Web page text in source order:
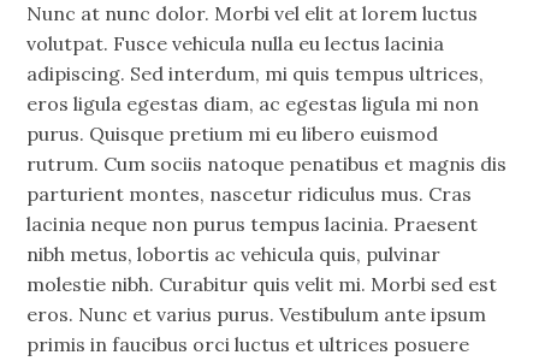
Nunc at nunc dolor. Morbi vel elit at lorem luctus
volutpat. Fusce vehicula nulla eu lectus lacinia
adipiscing. Sed interdum, mi quis tempus ultrices,
eros ligula egestas diam, ac egestas ligula mi non
purus. Quisque pretium mi eu libero euismod
rutrum. Cum sociis natoque penatibus et magnis dis
parturient montes, nascetur ridiculus mus. Cras
lacinia neque non purus tempus lacinia. Praesent
nibh metus, lobortis ac vehicula quis, pulvinar
molestie nibh. Curabitur quis velit mi. Morbi sed est
eros. Nunc et varius purus. Vestibulum ante ipsum
primis in faucibus orci luctus et ultrices posuere